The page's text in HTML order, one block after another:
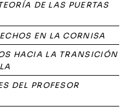
DE LAS PUERTAS
EN LA CORNISA
HACIA LA TRANSICIÓN
DEL PROFESOR